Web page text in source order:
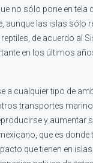
no sólo pone en
las islas sólo
de acuerdo al
en los últimos
cualquier tipo de
transportes
y aumentar
que es
que tienen en